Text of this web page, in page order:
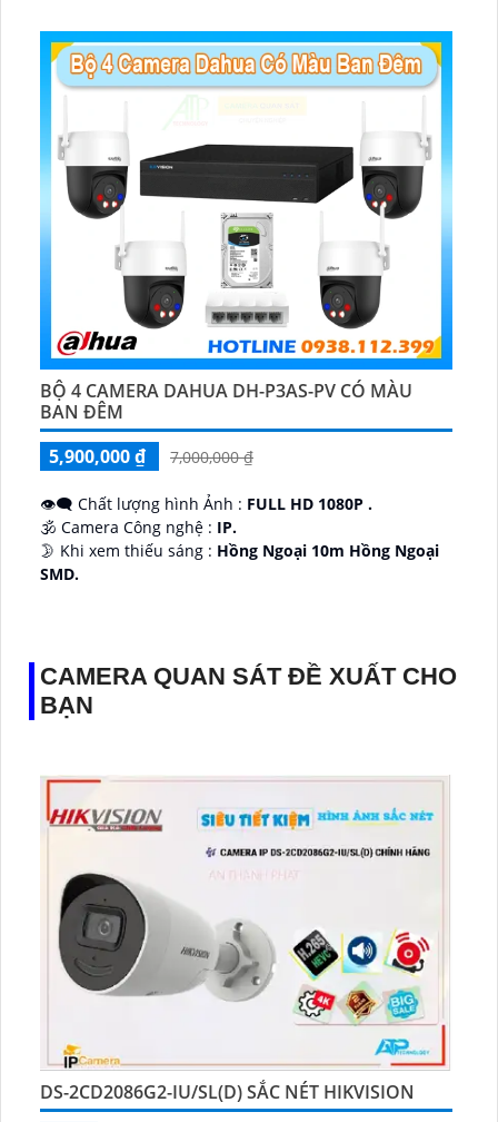
BỘ 4 CAMERA DAHUA DH-P3AS-PV CÓ MÀU
BAN ĐÊM
5,900,000 ₫
7,000,000 ₫
👁️‍🗨 Chất lượng hình Ảnh : FULL HD 1080P .
🕉️ Camera Công nghệ : IP.
🌛 Khi xem thiếu sáng : Hồng Ngoại 10m Hồng Ngoại
SMD.
CAMERA QUAN SÁT ĐỀ XUẤT CHO
BẠN
DS-2CD2086G2-IU/SL(D) SẮC NÉT HIKVISION